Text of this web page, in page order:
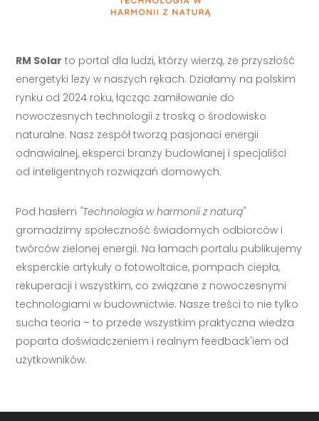
RM Solar to portal dla ludzi, którzy wierzą, że przyszłość
energetyki leży w naszych rękach. Działamy na polskim
rynku od 2024 roku, łącząc zamiłowanie do
nowoczesnych technologii z troską o środowisko
naturalne. Nasz zespół tworzą pasjonaci energii
odnawialnej, eksperci branży budowlanej i specjaliści
od inteligentnych rozwiązań domowych.
Pod hasłem "Technologia w harmonii z naturą"
gromadzimy społeczność świadomych odbiorców i
twórców zielonej energii. Na łamach portalu publikujemy
eksperckie artykuły o fotowoltaice, pompach ciepła,
rekuperacji i wszystkim, co związane z nowoczesnymi
technologiami w budownictwie. Nasze treści to nie tylko
sucha teoria – to przede wszystkim praktyczna wiedza
poparta doświadczeniem i realnym feedback'iem od
użytkowników.